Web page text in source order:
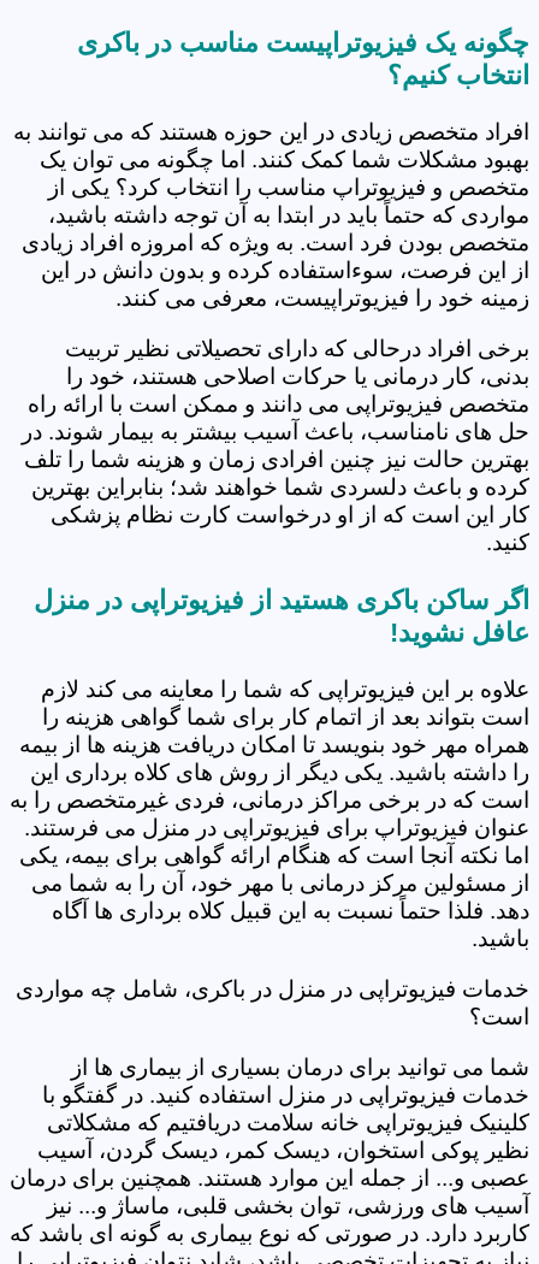
چگونه یک فیزیوتراپیست مناسب در باکری
انتخاب کنیم؟
افراد متخصص زیادی در این حوزه هستند که می توانند به
بهبود مشکلات شما کمک کنند. اما چگونه می توان یک
متخصص و فیزیوتراپ مناسب را انتخاب کرد؟ یکی از
مواردی که حتماً باید در ابتدا به آن توجه داشته باشید،
متخصص بودن فرد است. به ویژه که امروزه افراد زیادی
از این فرصت، سوءاستفاده کرده و بدون دانش در این
زمینه خود را فیزیوتراپیست، معرفی می کنند.
برخی افراد درحالی که دارای تحصیلاتی نظیر تربیت
بدنی، کار درمانی یا حرکات اصلاحی هستند، خود را
متخصص فیزیوتراپی می دانند و ممکن است با ارائه راه
حل های نامناسب، باعث آسیب بیشتر به بیمار شوند. در
بهترین حالت نیز چنین افرادی زمان و هزینه شما را تلف
کرده و باعث دلسردی شما خواهند شد؛ بنابراین بهترین
کار این است که از او درخواست کارت نظام پزشکی
کنید.
اگر ساکن باکری هستید از فیزیوتراپی در منزل
عافل نشوید!
علاوه بر این فیزیوتراپی که شما را معاینه می کند لازم
است بتواند بعد از اتمام کار برای شما گواهی هزینه را
همراه مهر خود بنویسد تا امکان دریافت هزینه ها از بیمه
را داشته باشید. یکی دیگر از روش های کلاه برداری این
است که در برخی مراکز درمانی، فردی غیرمتخصص را به
عنوان فیزیوتراپ برای فیزیوتراپی در منزل می فرستند.
اما نکته آنجا است که هنگام ارائه گواهی برای بیمه، یکی
از مسئولین مرکز درمانی با مهر خود، آن را به شما می
دهد. فلذا حتماً نسبت به این قبیل کلاه برداری ها آگاه
باشید.
خدمات فیزیوتراپی در منزل در باکری، شامل چه مواردی
است؟
شما می توانید برای درمان بسیاری از بیماری ها از
خدمات فیزیوتراپی در منزل استفاده کنید. در گفتگو با
کلینیک فیزیوتراپی خانه سلامت دریافتیم که مشکلاتی
نظیر پوکی استخوان، دیسک کمر، دیسک گردن، آسیب
عصبی و... از جمله این موارد هستند. همچنین برای درمان
آسیب های ورزشی، توان بخشی قلبی، ماساژ و... نیز
کاربرد دارد. در صورتی که نوع بیماری به گونه ای باشد که